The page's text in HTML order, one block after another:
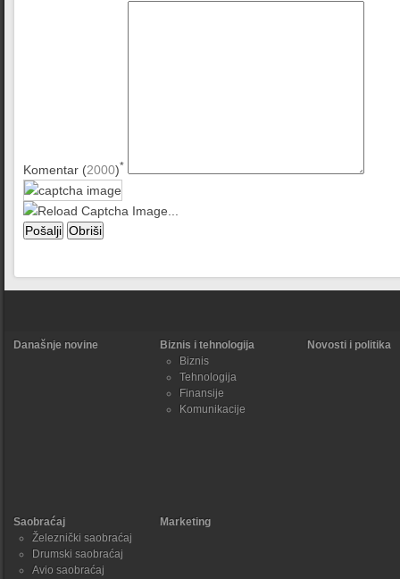
Komentar (2000)*
Današnje novine
Biznis i tehnologija
Biznis
Tehnologija
Finansije
Komunikacije
Novosti i politika
Saobraćaj
Železnički saobraćaj
Drumski saobraćaj
Avio saobraćaj
Marketing